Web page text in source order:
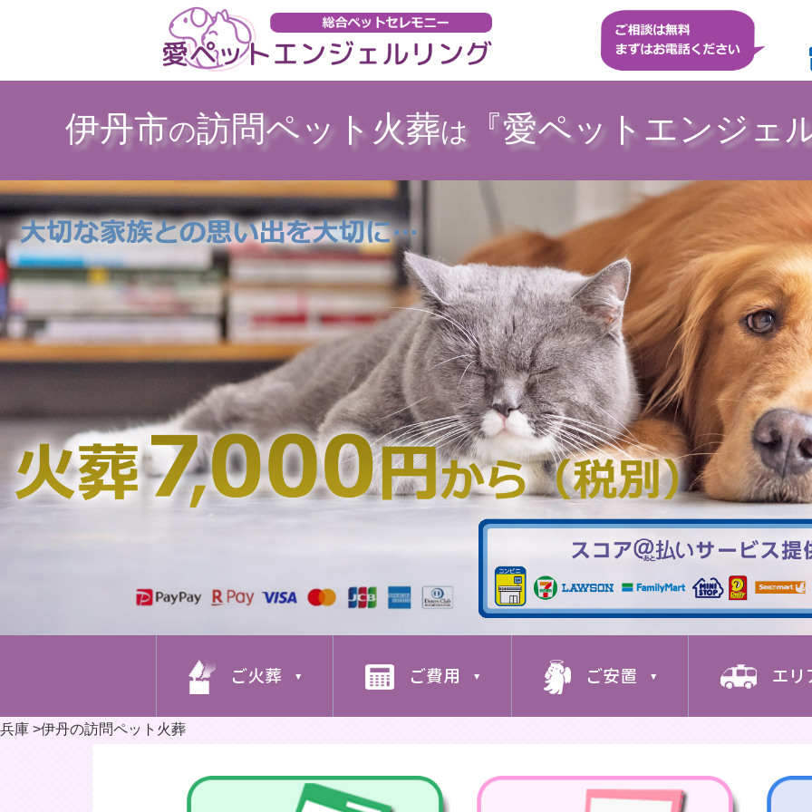
伊丹市の訪問ペット火葬は 『愛ペットエンジェ
ご火葬 ご費用 ご安置 エリ
兵庫 >伊丹の訪問ペット火葬